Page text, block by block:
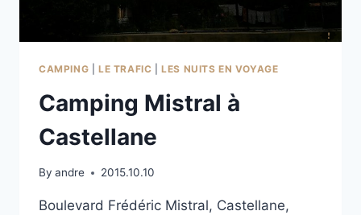
CAMPING LE TRAFIC |LES NUITS EN VOYAGE
Camping Mistral à
Castellane
By andre 2015.10.10
Boulevard Frédéric Mistral, Castellane,